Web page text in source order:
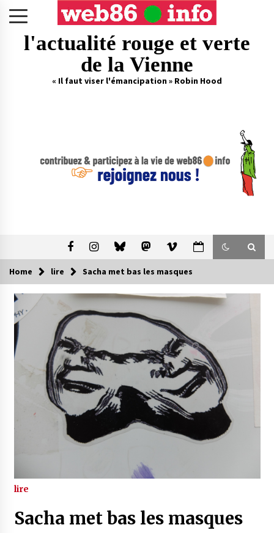
l'actualité rouge et verte
de la Vienne
« Il faut viser l'émancipation » Robin Hood
Home lire Sacha met bas les masques
lire
Sacha met bas les masques